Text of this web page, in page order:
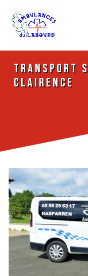
Transport
Clairence